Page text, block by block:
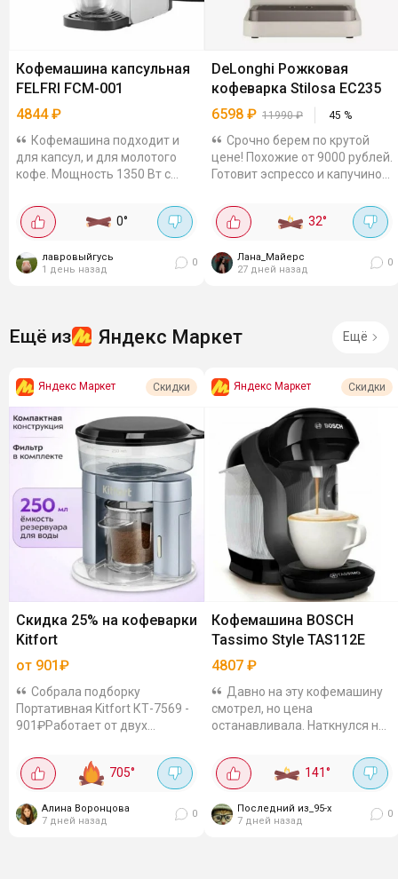
Кофемашина капсульная
FELFRI FCM-001
4844₽
Кофемашина подходит и
для капсул, и для молотого
кофе. Мощность 1350 Вт с
управление сенсорное,
адаптеры для капсул Dolce
Gusto и Nespresso, а также
для...
0°
лавровыйгусь
1 день назад
0
DeLonghi Рожковая
кофеварка Stilosa EC235
6598 ₽ 11990₽ 45 %
Срочно берем по крутой
цене! Похожие от 9000 рублей.
Готовит эспрессо и капучино
трубк-вспениватель. Прибор
работает с молотым кофе....
32°
Лана_Майерс
27 дней назад
0
Ещё из Яндекс Маркет Ещё
Яндекс Маркет Скидки
Скидка 25% на кофеварки
Kitfort
от 901₽
Собрала подборку
Портативная Kitfort КТ-7569 -
901₽Работает от двух
можно сварить даже там, где
нет розетки – на даче,
рыбалке или в походе.
Объём...
705°
Алина Воронцова
7 дней назад
0
Яндекс Маркет Скидки
Кофемашина BOSCH
Tassimo Style TAS112E
4807 ₽
Давно на эту кофемашину
смотрел, но цена
останавливала. Наткнулся на
Tassimo Style TAS112E за
4808₽ по акции, без неё 5464₽
- выгодно в любом случае....
141°
Последний из_95-х
7 дней назад
0